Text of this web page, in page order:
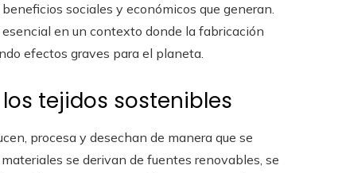
sociales y económicos que generan.
en un contexto donde la fabricación
efectos graves para el planeta.
tejidos sostenibles
procesa y desechan de manera que se
se derivan de fuentes renovables, se